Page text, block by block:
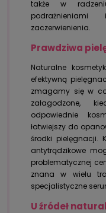
także w
zaczerwienienia.
Prawdziwa
Naturalne
efektywną
zmagamy się w
załagodzone,
odpowiednie
łatwiejszy do
środki pielęgnacji.
antytrądzikowe
problematycznej
znana w wielu
specjalistyczne
U źródeł